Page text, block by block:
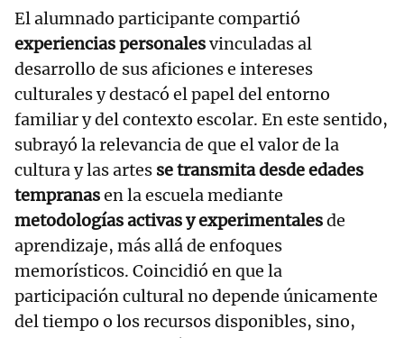
El alumnado participante compartió
experiencias personalesvinculadas al
desarrollo de sus aficiones e intereses
culturales y destacó el papel del entorno
familiar y del contexto escolar. En este sentido,
subrayó la relevancia de que el valor de la
cultura y las artes se transmita desde edades
tempranasen la escuela mediante
metodologías activas y experimentalesde
aprendizaje, más allá de enfoques
memorísticos. Coincidió en que la
participación cultural no depende únicamente
del tiempo o los recursos disponibles, sino,